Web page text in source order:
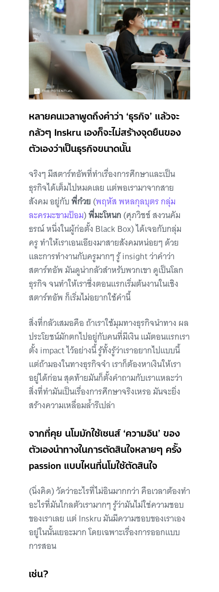
หลายคนเวลาพูดถึงคำว่า ‘ธุรกิจ’ แล้วจะ
กลัวๆ Inskru เองก็จะไม่สร้างจุดยืนของ
ตัวเองว่าเป็นธุรกิจขนาดนั้น
จริงๆ มีสตาร์ทอัพที่ทำเรื่องการศึกษาและเป็น
ธุรกิจได้เต็มไปหมดเลย แต่พอเรามาจากสาย
สังคม อยู่กับพี่ก๋วย (พฤหัส พหลกุลบุตร กลุ่ม
ละครมะขามป้อม)พี่มะโหนก (ศุภวิชช์ สงวนคัม
ธรณ์ หนึ่งในผู้ก่อตั้ง Black Box) ได้เจอกับกลุ่ม
ครู ทำให้เราเอนเอียงมาสายสังคมหน่อยๆ ด้วย
และการทำงานกับครูมากๆ รู้ insight ว่าคำว่า
สตาร์ทอัพ มันดูน่ากลัวสำหรับพวกเขา ดูเป็นโลก
ธุรกิจ จนทำให้เราซึ่งตอนแรกเริ่มต้นงานในเชิง
สตาร์ทอัพ ก็เริ่มไม่อยากใช้คำนี้
สิ่งที่กลัวเสมอคือ ถ้าเราใช้มุมทางธุรกิจนำทาง ผล
ประโยชน์มักตกไปอยู่กับคนที่มีเงิน แม้ตอนแรกเรา
ตั้ง impact ไว้อย่างนี้ รู้ทั้งรู้ว่าเราอยากไปแบบนี้
แต่ถ้ามองในทางธุรกิจจ๋า เราก็ต้องหาเงินให้เรา
อยู่ได้ก่อน สุดท้ายมันก็ตั้งคำถามกับเราแหละว่า
สิ่งที่ทำมันเป็นเรื่องการศึกษาจริงเหรอ มันจะยิ่ง
สร้างความเหลื่อมล้ำรึเปล่า
จากที่คุย นโมมักใช้เซนส์ ‘ความอิน’ ของ
ตัวเองนำทางในการตัดสินใจหลายๆ ครั้ง
passion แบบไหนที่นโมใช้ตัดสินใจ
(นิ่งคิด) วัดว่าอะไรที่ไม่อินมากกว่า คือเวลาต้องทำ
อะไรที่มันไกลตัวเรามากๆ รู้ว่ามันไม่ใช่ความชอบ
ของเราเลย แต่ Inskru มันมีความชอบของเราเอง
อยู่ในนั้นเยอะมาก โดยเฉพาะเรื่องการออกแบบ
การสอน
เช่น?